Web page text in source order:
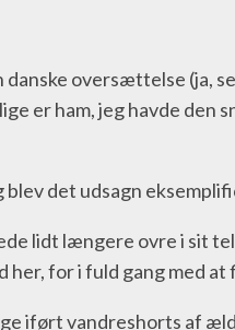
danske oversættelse (ja,
er ham, jeg havde den
blev det udsagn
lidt længere ovre i sit
for i fuld gang med
iført vandreshorts af